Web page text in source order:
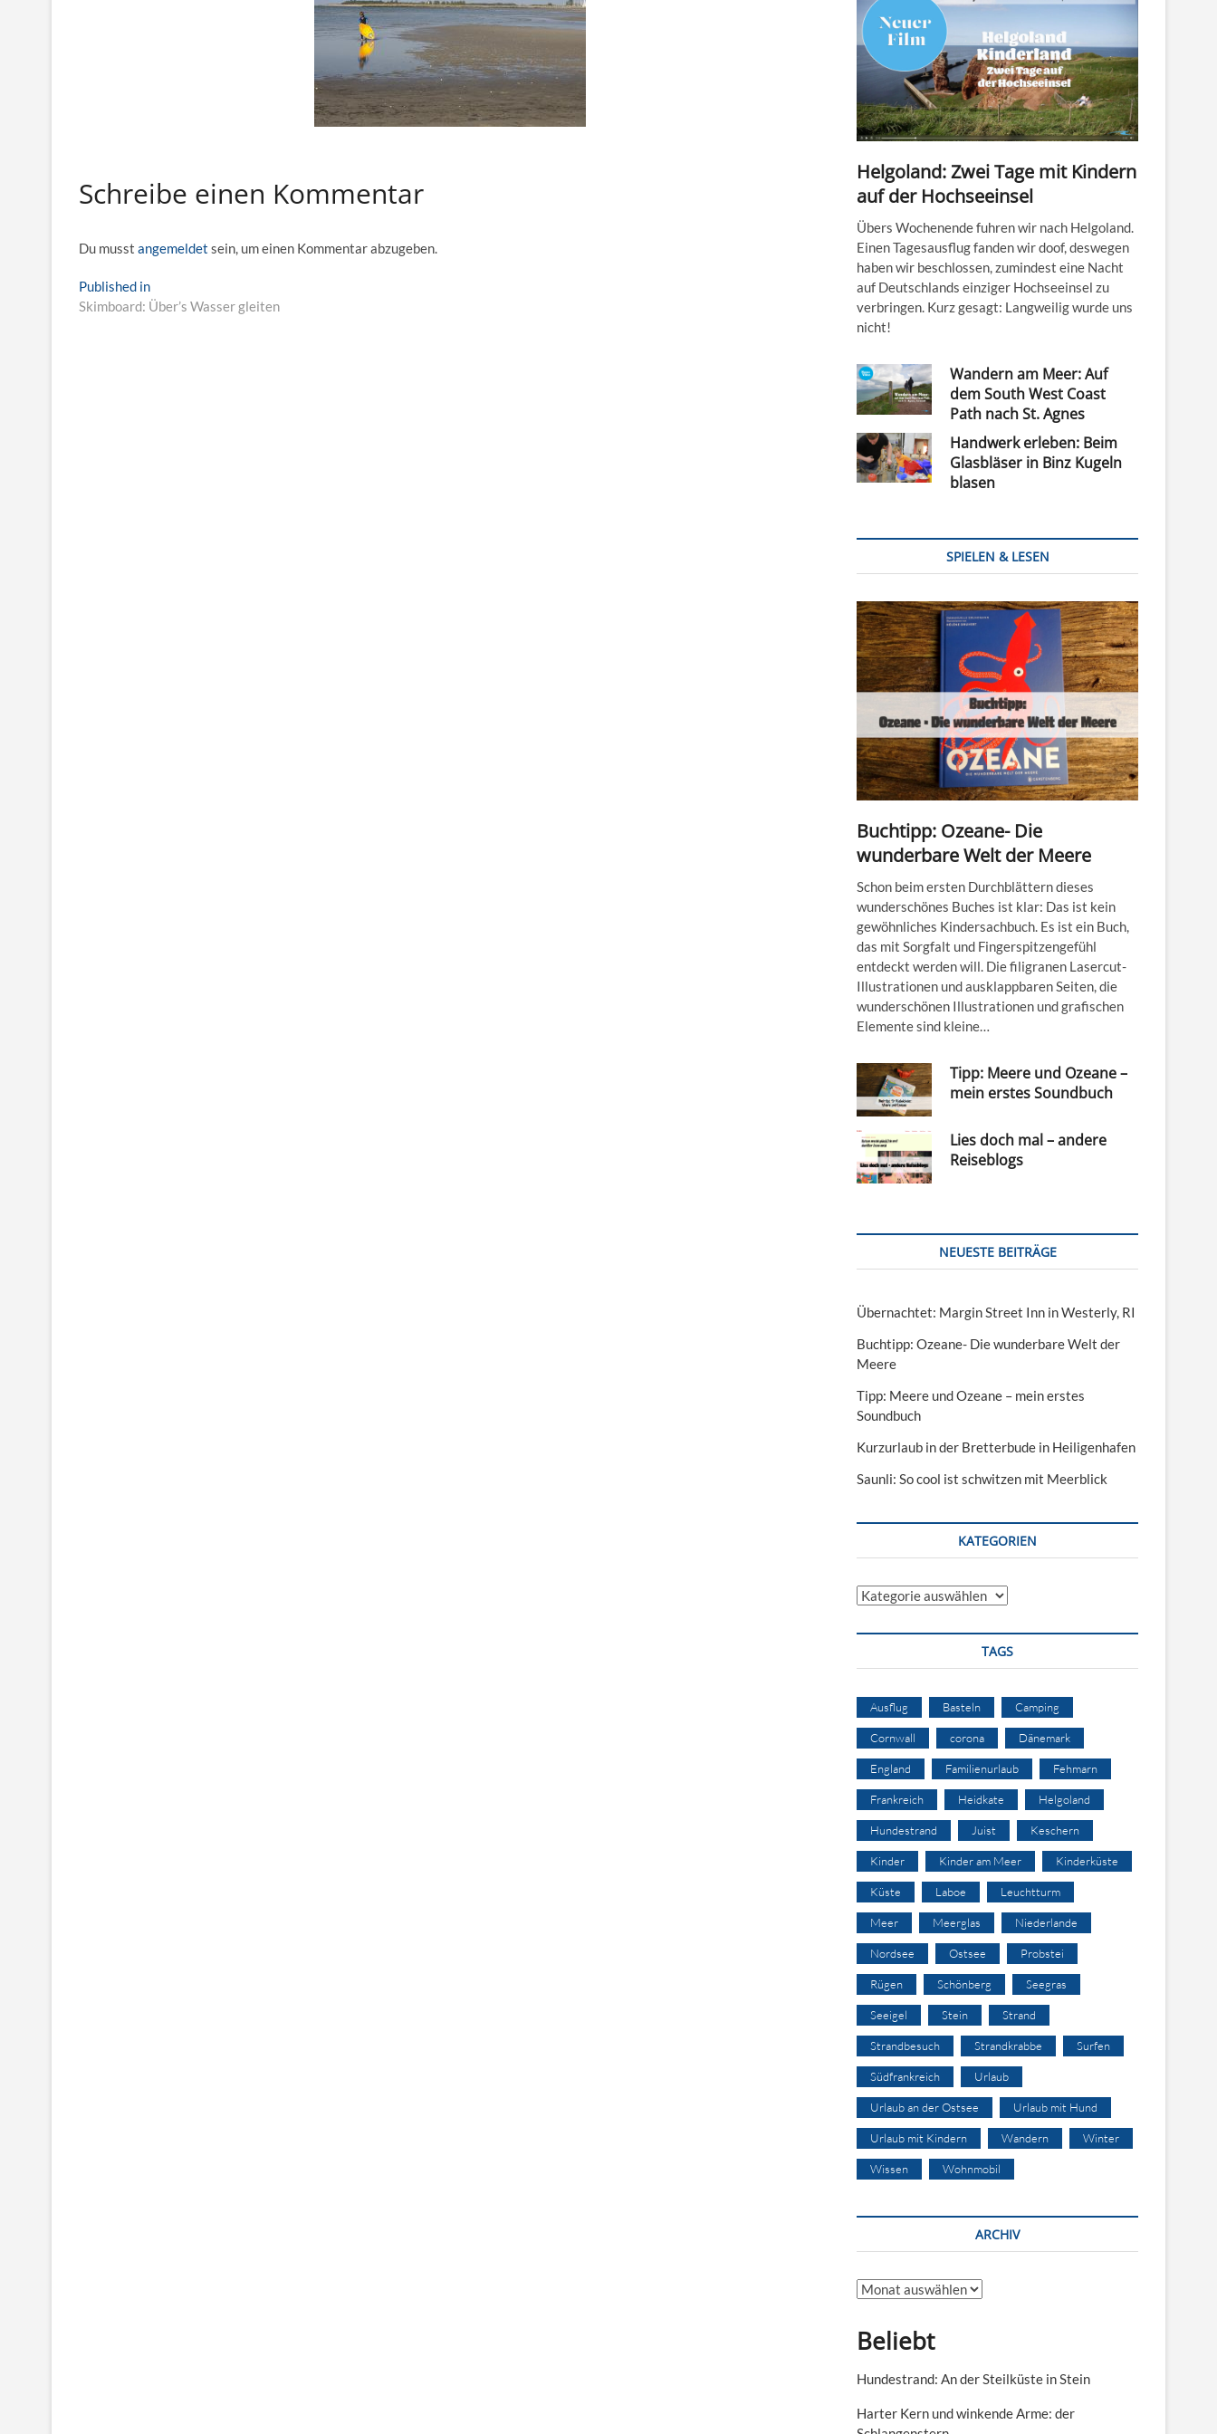
Schreibe einen Kommentar
Du musst angemeldet sein, um einen Kommentar abzugeben.
Beitragsnavigation
Published in
Skimboard: Über’s Wasser gleiten
Helgoland: Zwei Tage mit Kindern
auf der Hochseeinsel
Übers Wochenende fuhren wir nach Helgoland.
Einen Tagesausflug fanden wir doof, deswegen
haben wir beschlossen, zumindest eine Nacht
auf Deutschlands einziger Hochseeinsel zu
verbringen. Kurz gesagt: Langweilig wurde uns
nicht!
Wandern am Meer: Auf
dem South West Coast
Path nach St. Agnes
Handwerk erleben: Beim
Glasbläser in Binz Kugeln
blasen
SPIELEN & LESEN
Buchtipp: Ozeane- Die
wunderbare Welt der Meere
Schon beim ersten Durchblättern dieses
wunderschönes Buches ist klar: Das ist kein
gewöhnliches Kindersachbuch. Es ist ein Buch,
das mit Sorgfalt und Fingerspitzengefühl
entdeckt werden will. Die filigranen Lasercut-
Illustrationen und ausklappbaren Seiten, die
wunderschönen Illustrationen und grafischen
Elemente sind kleine…
Tipp: Meere und Ozeane –
mein erstes Soundbuch
Lies doch mal – andere
Reiseblogs
NEUESTE BEITRÄGE
Übernachtet: Margin Street Inn in Westerly, RI
Buchtipp: Ozeane- Die wunderbare Welt der
Meere
Tipp: Meere und Ozeane – mein erstes
Soundbuch
Kurzurlaub in der Bretterbude in Heiligenhafen
Saunli: So cool ist schwitzen mit Meerblick
KATEGORIEN
Kategorien
TAGS
Ausflug Basteln Camping
Cornwall corona Dänemark
England Familienurlaub Fehmarn
Frankreich Heidkate Helgoland
Hundestrand Juist Keschern
Kinder Kinder am Meer Kinderküste
Küste Laboe Leuchtturm
Meer Meerglas Niederlande
Nordsee Ostsee Probstei
Rügen Schönberg Seegras
Seeigel Stein Strand
Strandbesuch Strandkrabbe Surfen
Südfrankreich Urlaub
Urlaub an der Ostsee Urlaub mit Hund
Urlaub mit Kindern Wandern Winter
Wissen Wohnmobil
ARCHIV
Archiv
Beliebt
Hundestrand: An der Steilküste in Stein
Harter Kern und winkende Arme: der